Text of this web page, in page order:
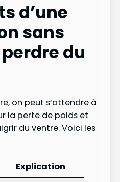
d’une
sans
du
on peut s’attendre à
la perte de poids et
du ventre. Voici les
Explication